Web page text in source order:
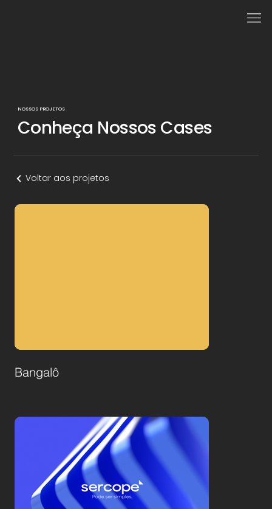
NOSSOS PROJETOS
Conheça Nossos Cases
Voltar aos projetos
Bangalô